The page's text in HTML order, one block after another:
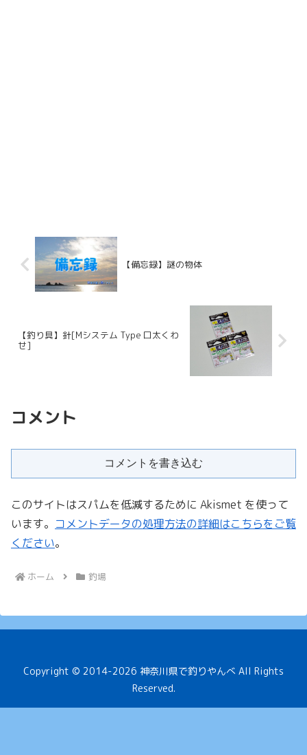
【備忘録】謎の物体
【釣り具】針[Mシステム Type 口太くわ
せ]
コメント
コメントを書き込む
このサイトはスパムを低減するために Akismet を使って
います。 コメントデータの処理方法の詳細はこちらをご覧
ください。
ホーム 釣場
Copyright © 2014-2026 神奈川県で釣りやんべ All Rights
Reserved.